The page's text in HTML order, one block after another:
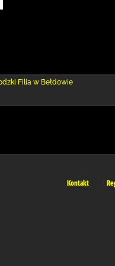
Filia w Bełdowie
Kontakt